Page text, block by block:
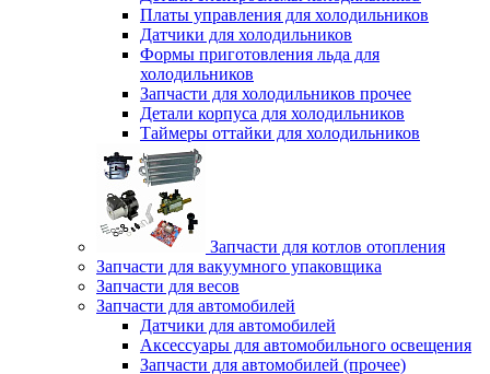
Платы управления для холодильников
Датчики для холодильников
Формы приготовления льда для
холодильников
Запчасти для холодильников прочее
Детали корпуса для холодильников
Таймеры оттайки для холодильников
Запчасти для котлов отопления
Запчасти для вакуумного упаковщика
Запчасти для весов
Запчасти для автомобилей
Датчики для автомобилей
Аксессуары для автомобильного освещения
Запчасти для автомобилей (прочее)